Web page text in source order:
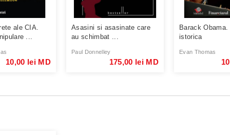
ale CIA.
...
10,00 lei MD
Asasini si asasinate care
au schimbat ...
Paul Donnelley
175,00 lei MD
Barack
istorica
Evan Thomas